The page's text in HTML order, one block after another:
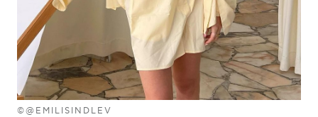
©@EMILISINDLEV